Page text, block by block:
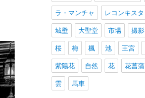
ラ・マンチャ レコンキスタ
城壁 大聖堂 市場 撮影
桜 梅 楓 池 王宮
紫陽花 自然 花 花菖蒲
雲 馬車